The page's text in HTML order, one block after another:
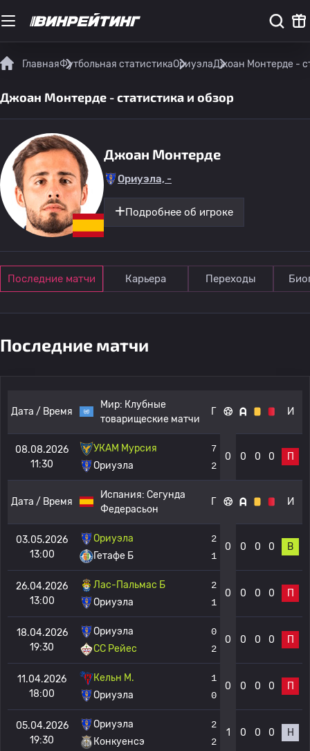
ГлавнаяФутбольная статистикаОриуэлаДжоан Монтерде -
Джоан Монтерде - статистика и обзор
Джоан Монтерде
Ориуэла, -
Подробнее об игроке
Последние матчи Карьера Переходы
Последние матчи
Дата / Время
Мир: Клубные
товарищеские матчи
Г И
08.08.2026
11:30
УКАМ Мурсия
Ориуэла
7
2
0 0 0 0 П
Дата / Время
Испания: Сегунда
Федерасьон
Г И
03.05.2026
13:00
Ориуэла
Гетафе Б
2
1
0 0 0 0 В
26.04.2026
13:00
Лас-Пальмас Б
Ориуэла
2
1
0 0 0 0 П
18.04.2026
19:30
Ориуэла
СС Рейес
0
2
0 0 0 0 П
11.04.2026
18:00
Кельн М.
Ориуэла
1
0
0 0 0 0 П
05.04.2026
19:30
Ориуэла
Конкуенсэ
2
2
1 0 0 0 Н